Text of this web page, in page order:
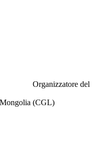
Organizzatore del
(CGL)